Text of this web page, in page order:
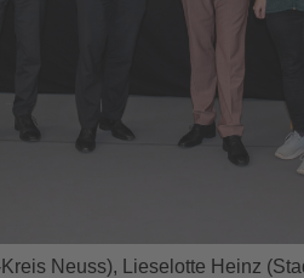
Neuss), Lieselotte Heinz